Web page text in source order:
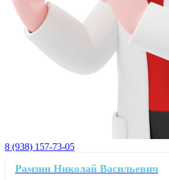
8 (938) 157-73-05
Рамзин Николай Васильевич